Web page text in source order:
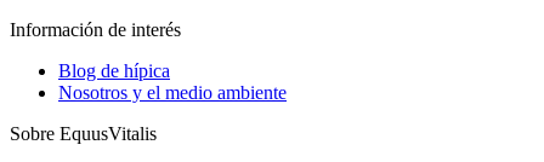
Información de interés
Blog de hípica
Nosotros y el medio ambiente
Sobre EquusVitalis